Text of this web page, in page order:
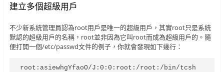
建立多個超級用戶
不少新系統管理員認為root用戶是唯一的超級用戶，其實root只是系統
默認的超級用戶的名稱，root並非因為它叫root而成為超級用戶的。隨
便打開一個/etc/passwd文件的例子，你就會發現如下幾行：
root:asiewhgYfaoO/J:0:0:root:/root:/bin/tcsh